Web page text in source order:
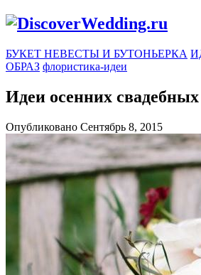
БУКЕТ НЕВЕСТЫ И БУТОНЬЕРКА
ОБРАЗ флористика-идеи
Идеи осенних свадебных
Опубликовано Сентябрь 8, 2015